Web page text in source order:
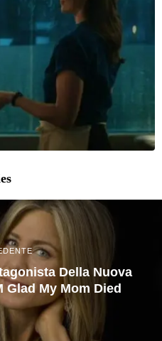
Della Nuova
Glad My Mom Died